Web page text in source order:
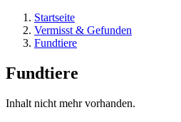
Startseite
Vermisst & Gefunden
Fundtiere
Fundtiere
Inhalt nicht mehr vorhanden.